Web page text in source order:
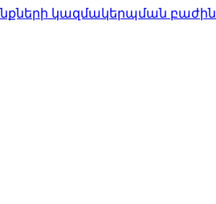
կազմակերպման բաժին